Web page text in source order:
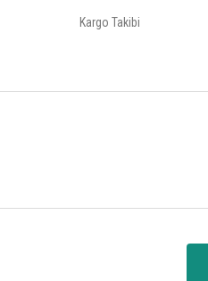
Kargo Takibi